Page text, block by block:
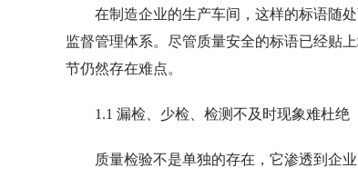
在制造企业的生产车间，这样的标语随
监督管理体系。尽管质量安全的标语已经贴
节仍然存在难点。
1.1 漏检、少检、检测不及时现象难杜绝
质量检验不是单独的存在，它渗透到企